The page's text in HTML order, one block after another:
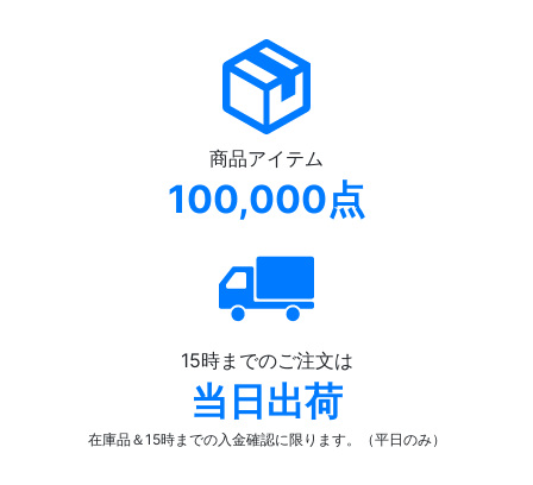
商品アイテム
100,000点
15時までのご注文は
当日出荷
在庫品＆15時までの入金確認に限ります。（平日のみ）